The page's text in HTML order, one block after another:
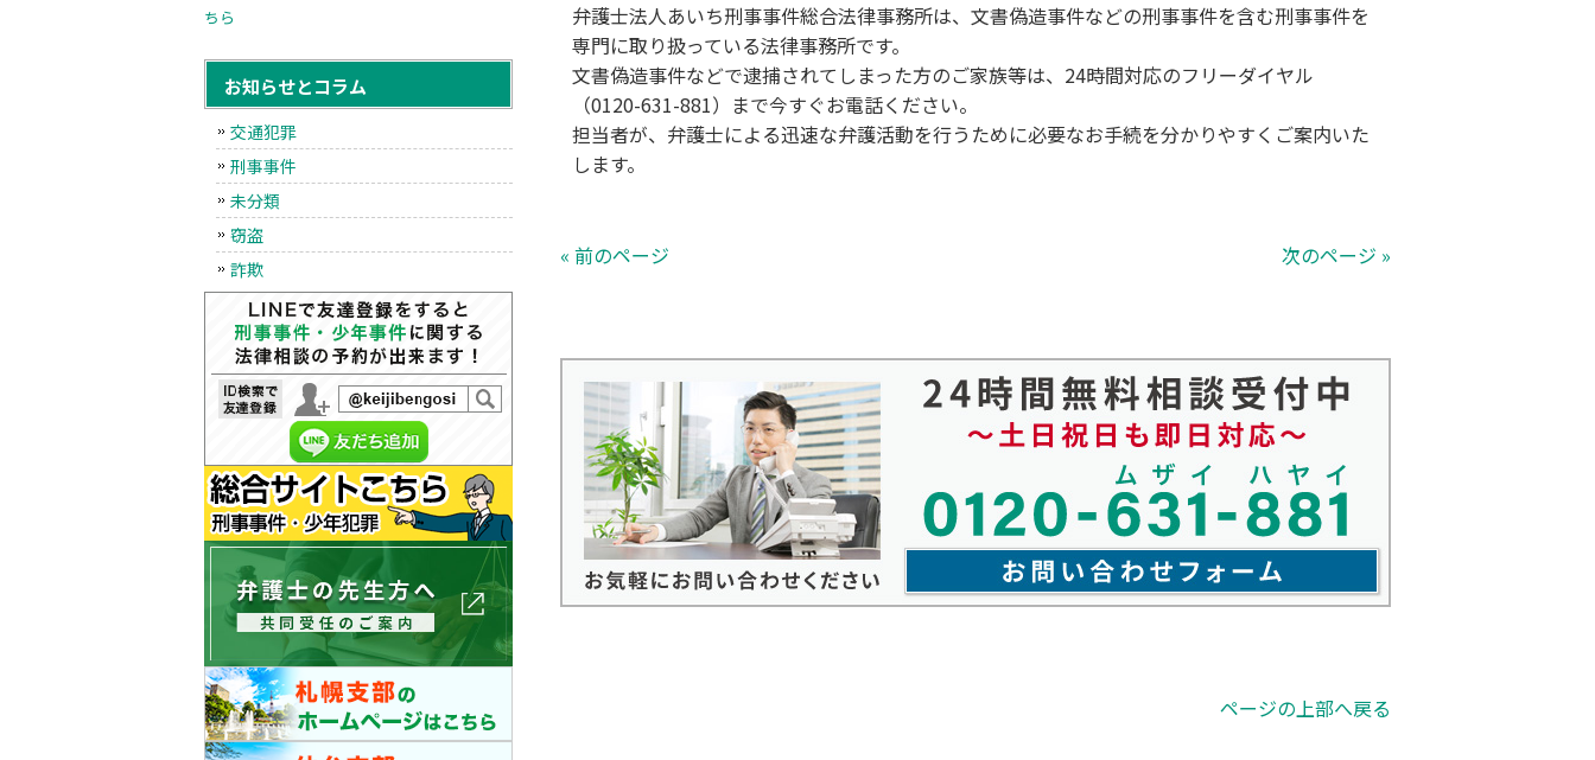
弁護士法人あいち刑事事件総合法律事務所は、文書偽造事件などの刑事事件を含む刑事事件を
専門に取り扱っている法律事務所です。
文書偽造事件などで逮捕されてしまった方のご家族等は、24時間対応のフリーダイヤル
（0120-631-881）まで今すぐお電話ください。
担当者が、弁護士による迅速な弁護活動を行うために必要なお手続を分かりやすくご案内いた
します。
« 前のページ 次のページ »
ページの上部へ戻る
ちら
お知らせとコラム
交通犯罪
刑事事件
未分類
窃盗
詐欺